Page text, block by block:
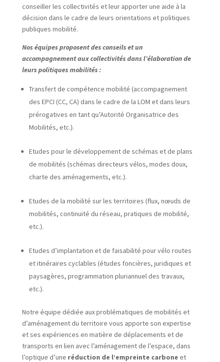
conseiller les collectivités et leur apporter une aide à la
décision dans le cadre de leurs orientations et politiques
publiques mobilité.
Nos équipes proposent des conseils et un
accompagnement aux collectivités dans l’élaboration de
leurs politiques mobilités :
Transfert de compétence mobilité (accompagnement
des EPCI (CC, CA) dans le cadre de la LOM et dans leurs
prérogatives en tant qu’Autorité Organisatrice des
Mobilités, etc.).
Etudes pour le développement de schémas et de plans
de mobilités (schémas directeurs vélos, modes doux,
charte des aménagements, etc.).
Etudes de la mobilité sur les territoires (flux, nœuds de
mobilités, continuité du réseau, pratiques de mobilité,
etc.).
Etudes d’implantation et de faisabilité pour vélo routes
et itinéraires cyclables (études foncières, juridiques et
paysagères, programmation pluriannuel des travaux,
etc.).
Notre équipe dédiée aux problématiques de mobilités et
d’aménagement du territoire vous apporte son expertise
et ses expériences en matière de déplacements et de
transports en lien avec l’aménagement de l’espace, dans
l’optique d’une réduction de l’empreinte carbone et